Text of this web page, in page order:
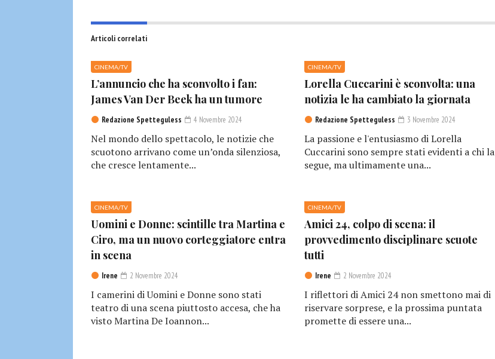
Articoli correlati
CINEMA/TV
L’annuncio che ha sconvolto i fan:
James Van Der Beek ha un tumore
Redazione Spetteguless 4 Novembre 2024
Nel mondo dello spettacolo, le notizie che
scuotono arrivano come un’onda silenziosa,
che cresce lentamente...
CINEMA/TV
Lorella Cuccarini è sconvolta: una
notizia le ha cambiato la giornata
Redazione Spetteguless 3 Novembre 2024
La passione e l'entusiasmo di Lorella
Cuccarini sono sempre stati evidenti a chi la
segue, ma ultimamente una...
CINEMA/TV
Uomini e Donne: scintille tra Martina e
Ciro, ma un nuovo corteggiatore entra
in scena
Irene 2 Novembre 2024
I camerini di Uomini e Donne sono stati
teatro di una scena piuttosto accesa, che ha
visto Martina De Ioannon...
CINEMA/TV
Amici 24, colpo di scena: il
provvedimento disciplinare scuote
tutti
Irene 2 Novembre 2024
I riflettori di Amici 24 non smettono mai di
riservare sorprese, e la prossima puntata
promette di essere una...